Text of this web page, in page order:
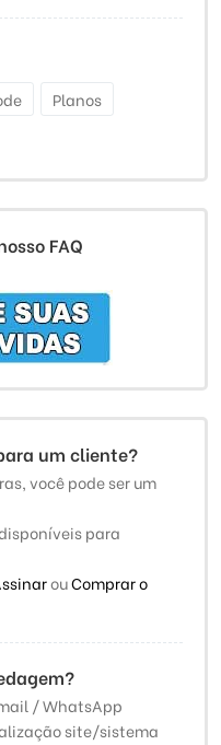
Planos
FAQ
um cliente?
você pode ser um
para
ouComprar o
/ WhatsApp
site/sistema